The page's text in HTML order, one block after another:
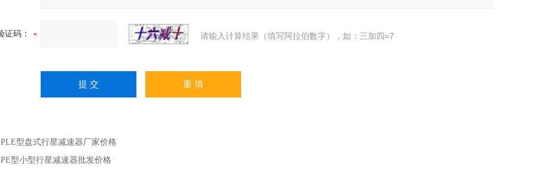
证码： 请输入计算结果（填写阿拉伯数字），如：三加四=7
PLE型盘式行星减速器厂家价格
PE型小型行星减速器批发价格